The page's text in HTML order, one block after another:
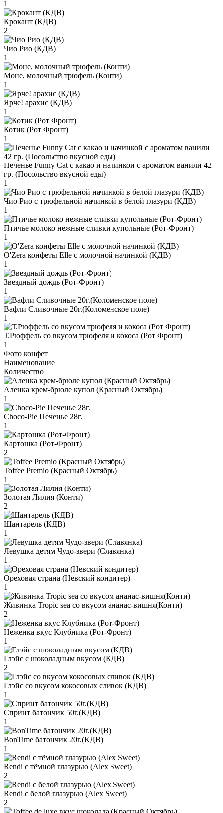
1
Крокант (КДВ)
2
Чио Рио (КДВ)
1
Моне, молочный трюфель (Конти)
1
Ярче! арахис (КДВ)
1
Котик (Рот Фронт)
1
Печенье Funny Сat с какао и начинкой с ароматом ванили 42
гр. (Посольство вкусной еды)
1
Чио Рио с трюфельной начинкой в белой глазури (КДВ)
1
Птичье молоко нежные сливки купольные (Рот-Фронт)
1
O'Zera конфеты Elle с молочной начинкой (КДВ)
1
Звездный дождь (Рот-Фронт)
1
Вафли Сливочные 20г.(Коломенское поле)
1
Т.Рюффель со вкусом трюфеля и кокоса (Рот Фронт)
1
Фото конфет
Наименование
Количество
Аленка крем-брюле купол (Красный Октябрь)
1
Choco-Pie Печенье 28г.
1
Картошка (Рот-Фронт)
2
Toffee Premio (Красный Октябрь)
1
Золотая Лилия (Конти)
2
Шантарель (КДВ)
1
Левушка детям Чудо-звери (Славянка)
1
Ореховая страна (Невский кондитер)
1
Живинка Tropic sea со вкусом ананас-вишня(Конти)
2
Неженка вкус Клубника (Рот-Фронт)
1
Глэйс с шоколадным вкусом (КДВ)
2
Глэйс со вкусом кокосовых сливок (КДВ)
1
Спринт батончик 50г.(КДВ)
1
BonTime батончик 20г.(КДВ)
1
Rendi с тёмной глазурью (Alex Sweet)
2
Rendi с белой глазурью (Alex Sweet)
2